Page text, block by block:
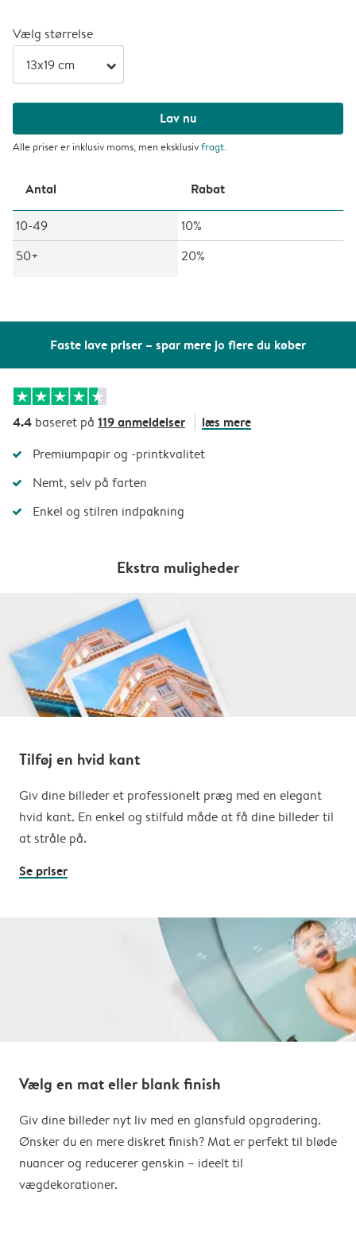
Faste lave priser – spar mere jo flere du køber
Vælg størrelse
arrow_right
Lav nu
Alle priser er inklusiv moms, men eksklusivfragt.
Antal Rabat
10-49
10%
50+
20%
4.4 baseret på 119 anmeldelser læs mere
Premiumpapir og -printkvalitet
Nemt, selv på farten
Enkel og stilren indpakning
Ekstra muligheder
Tilføj en hvid kant
Giv dine billeder et professionelt præg med en elegant
hvid kant. En enkel og stilfuld måde at få dine billeder til
at stråle på.
Se priser
Vælg en mat eller blank finish
Giv dine billeder nyt liv med en glansfuld opgradering.
Ønsker du en mere diskret finish? Mat er perfekt til bløde
nuancer og reducerer genskin – ideelt til
vægdekorationer.